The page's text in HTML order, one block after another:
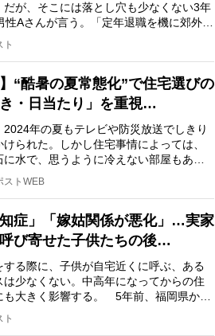
が、そこには落とし穴も少なくない3年
Aさんが言う。「定年退職を機に郊外の
ト
“酷暑の夏常態化”で住宅選びの
・日当たり」を重視…
年の夏もテレビや防災放送でしきり
られた。しかし住宅事情によっては、
水で、思うように冷えない部屋もあ
ストWEB
知症」「嫁姑関係が悪化」…実家
び寄せた子供たちの後…
る際に、子供が自宅近くに呼ぶ、ある
少なくない。中高年になってからの住
大きく影響する。 5年前、福岡県から
ト